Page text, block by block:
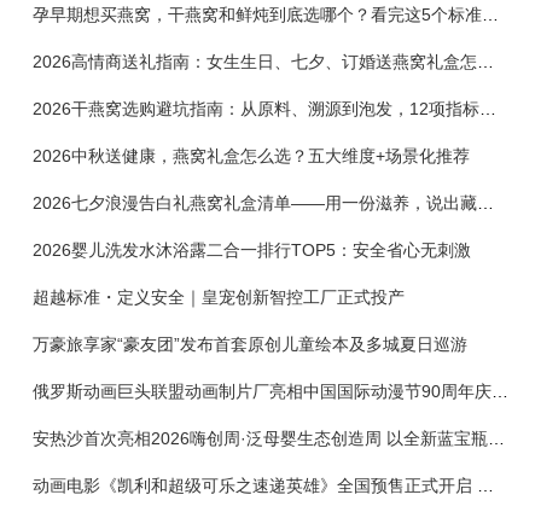
孕早期想买燕窝，干燕窝和鲜炖到底选哪个？看完这5个标准再下单
2026干燕窝选购避坑指南：从原料、溯源到泡发，12项指标判断靠谱燕窝
2026中秋送健康，燕窝礼盒怎么选？五大维度+场景化推荐
2026七夕浪漫告白礼燕窝礼盒清单——用一份滋养，说出藏在心底的爱
2026婴儿洗发水沐浴露二合一排行TOP5：安全省心无刺激
超越标准・定义安全｜皇宠创新智控工厂正式投产
万豪旅享家“豪友团”发布首套原创儿童绘本及多城夏日巡游
俄罗斯动画巨头联盟动画制片厂亮相中国国际动漫节90周年庆开启中国之旅新篇章